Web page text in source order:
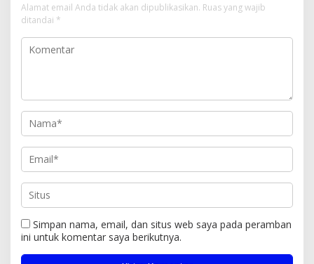
Alamat email Anda tidak akan dipublikasikan. Ruas yang wajib
ditandai *
Simpan nama, email, dan situs web saya pada peramban
ini untuk komentar saya berikutnya.